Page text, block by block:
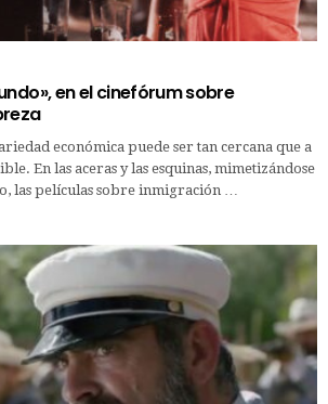
en el cinefórum sobre
económica puede ser tan cercana que a
En las aceras y las esquinas, mimetizándose
las películas sobre inmigración …